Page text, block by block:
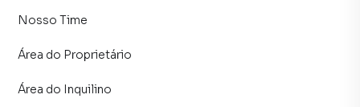
Nosso Time
Área do Proprietário
Área do Inquilino